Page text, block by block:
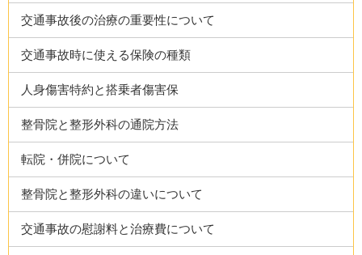
交通事故後の治療の重要性について
交通事故時に使える保険の種類
人身傷害特約と搭乗者傷害保
整骨院と整形外科の通院方法
転院・併院について
整骨院と整形外科の違いについて
交通事故の慰謝料と治療費について